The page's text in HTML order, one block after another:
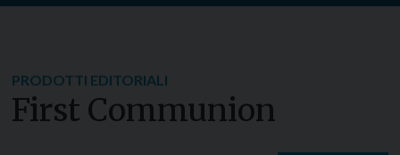
Notizie
PRODOTTI EDITORIALI
First Communion